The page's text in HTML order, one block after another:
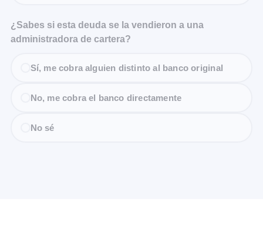
¿Sabes si esta deuda se la vendieron a una
administradora de cartera?
Sí, me cobra alguien distinto al banco original
No, me cobra el banco directamente
No sé